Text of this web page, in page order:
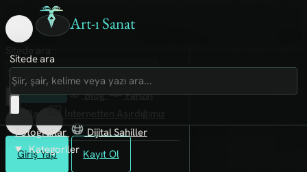
Art-ı Sanat
Giriş Yap Kayıt Ol
Sitede ara
Art-ı Sosyal
İmece
Kütüphane
Blog
Fanzin
Rafları
Fotoğraflar
Dijital Sahiller
Kategoriler